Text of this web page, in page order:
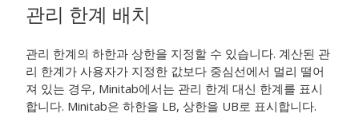
관리 한계 배치
관리 한계의 하한과 상한을 지정할 수 있습니다. 계산된 관
리 한계가 사용자가 지정한 값보다 중심선에서 멀리 떨어
져 있는 경우, Minitab에서는 관리 한계 대신 한계를 표시
합니다. Minitab은 하한을 LB, 상한을 UB로 표시합니다.